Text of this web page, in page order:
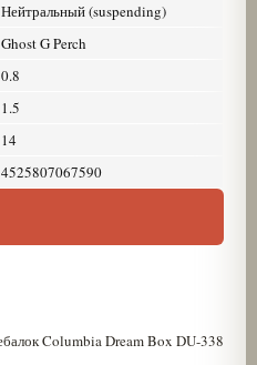
Нейтральный (suspending)
Ghost G Perch
0.8
1.5
14
4525807067590